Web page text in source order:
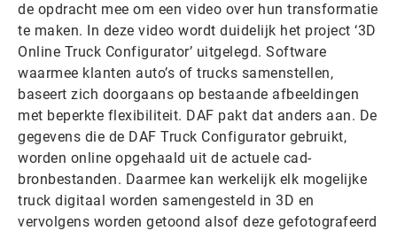
de opdracht mee om een video over hun transformatie
te maken. In deze video wordt duidelijk het project ‘3D
Online Truck Configurator’ uitgelegd. Software
waarmee klanten auto’s of trucks samenstellen,
baseert zich doorgaans op bestaande afbeeldingen
met beperkte flexibiliteit. DAF pakt dat anders aan. De
gegevens die de DAF Truck Configurator gebruikt,
worden online opgehaald uit de actuele cad-
bronbestanden. Daarmee kan werkelijk elk mogelijke
truck digitaal worden samengesteld in 3D en
vervolgens worden getoond alsof deze gefotografeerd